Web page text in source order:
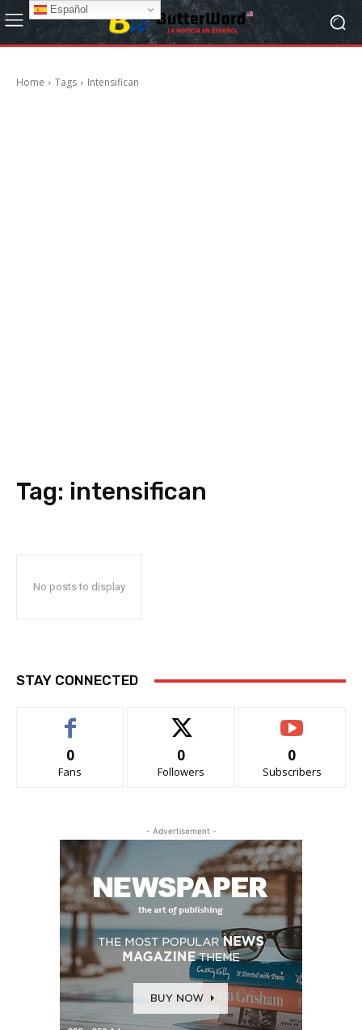
Home Tags Intensifican
Tag: intensifican
No posts to display
STAY CONNECTED
0
Fans
0
Followers
0
Subscribers
- Advertisement -
Español